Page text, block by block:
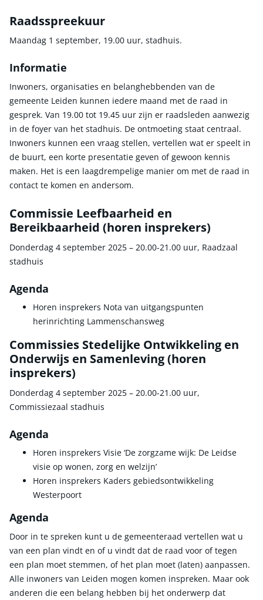
Raadsspreekuur
Maandag 1 september, 19.00 uur, stadhuis.
Informatie
Inwoners, organisaties en belanghebbenden van de
gemeente Leiden kunnen iedere maand met de raad in
gesprek. Van 19.00 tot 19.45 uur zijn er raadsleden aanwezig
in de foyer van het stadhuis. De ontmoeting staat centraal.
Inwoners kunnen een vraag stellen, vertellen wat er speelt in
de buurt, een korte presentatie geven of gewoon kennis
maken. Het is een laagdrempelige manier om met de raad in
contact te komen en andersom.
Commissie Leefbaarheid en
Bereikbaarheid (horen insprekers)
Donderdag 4 september 2025 – 20.00-21.00 uur, Raadzaal
stadhuis
Agenda
Horen insprekers Nota van uitgangspunten
herinrichting Lammenschansweg
Commissies Stedelijke Ontwikkeling en
Onderwijs en Samenleving (horen
insprekers)
Donderdag 4 september 2025 – 20.00-21.00 uur,
Commissiezaal stadhuis
Agenda
Horen insprekers Visie ‘De zorgzame wijk: De Leidse
visie op wonen, zorg en welzijn’
Horen insprekers Kaders gebiedsontwikkeling
Westerpoort
Agenda
Door in te spreken kunt u de gemeenteraad vertellen wat u
van een plan vindt en of u vindt dat de raad voor of tegen
een plan moet stemmen, of het plan moet (laten) aanpassen.
Alle inwoners van Leiden mogen komen inspreken. Maar ook
anderen die een belang hebben bij het onderwerp dat